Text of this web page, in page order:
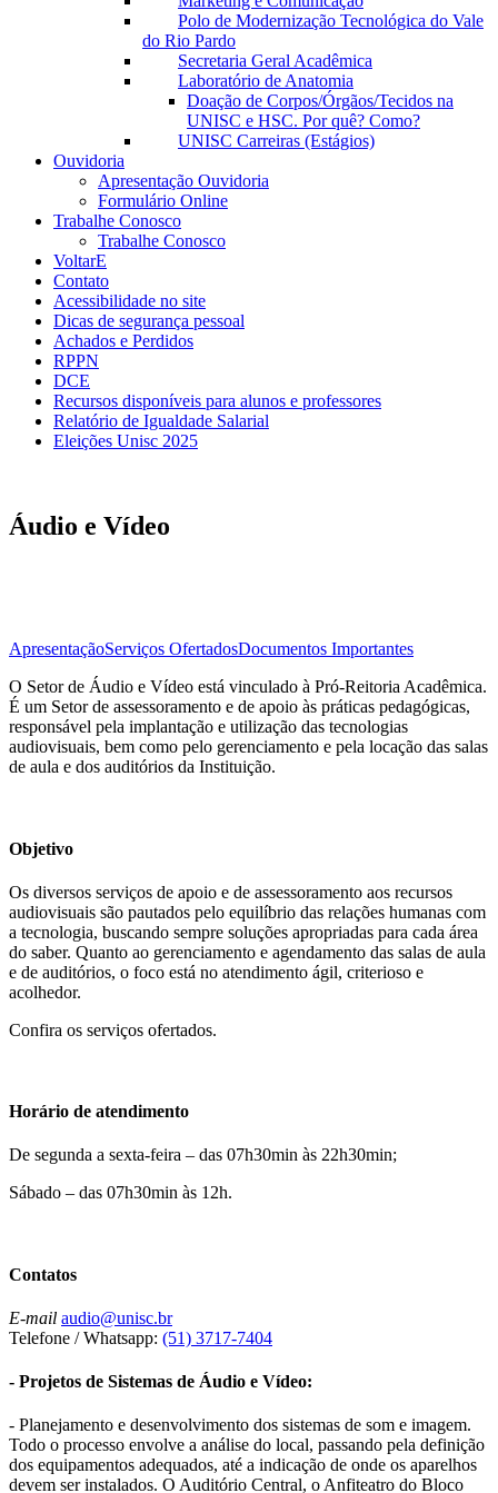
Polo de Modernização Tecnológica do Vale
do Rio Pardo
Secretaria Geral Acadêmica
Laboratório de Anatomia
Doação de Corpos/Órgãos/Tecidos na
UNISC e HSC. Por quê? Como?
UNISC Carreiras (Estágios)
Ouvidoria
Apresentação Ouvidoria
Formulário Online
Trabalhe Conosco
Trabalhe Conosco
VoltarE
Contato
Acessibilidade no site
Dicas de segurança pessoal
Achados e Perdidos
RPPN
DCE
Recursos disponíveis para alunos e professores
Relatório de Igualdade Salarial
Eleições Unisc 2025
Áudio e Vídeo
ApresentaçãoServiços OfertadosDocumentos Importantes
O Setor de Áudio e Vídeo está vinculado à Pró-Reitoria Acadêmica.
É um Setor de assessoramento e de apoio às práticas pedagógicas,
responsável pela implantação e utilização das tecnologias
audiovisuais, bem como pelo gerenciamento e pela locação das salas
de aula e dos auditórios da Instituição.
Objetivo
Os diversos serviços de apoio e de assessoramento aos recursos
audiovisuais são pautados pelo equilíbrio das relações humanas com
a tecnologia, buscando sempre soluções apropriadas para cada área
do saber. Quanto ao gerenciamento e agendamento das salas de aula
e de auditórios, o foco está no atendimento ágil, criterioso e
acolhedor.
Confira os serviços ofertados.
Horário de atendimento
De segunda a sexta-feira – das 07h30min às 22h30min;
Sábado – das 07h30min às 12h.
Contatos
E-mail audio@unisc.br
Telefone / Whatsapp: (51) 3717-7404
- Projetos de Sistemas de Áudio e Vídeo:
- Planejamento e desenvolvimento dos sistemas de som e imagem.
Todo o processo envolve a análise do local, passando pela definição
dos equipamentos adequados, até a indicação de onde os aparelhos
devem ser instalados. O Auditório Central, o Anfiteatro do Bloco